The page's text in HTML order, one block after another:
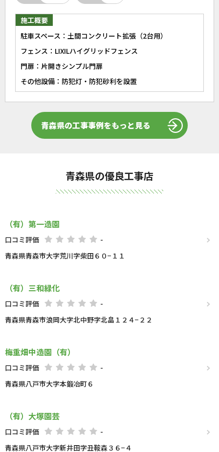
施工概要
駐車スペース：土間コンクリート拡張（2台用）
フェンス：LIXILハイグリッドフェンス
門扉：片開きシンプル門扉
その他設備：防犯灯・防犯砂利を設置
青森県の工事事例をもっと見る
青森県の優良工事店
（有）第一造園
口コミ評価
-
青森県青森市大字荒川字柴田６０−１１
（有）三和緑化
口コミ評価
-
青森県青森市浪岡大字北中野字北畠１２４−２２
梅重畑中造園（有）
口コミ評価
-
青森県八戸市大字本鍛冶町６
（有）大塚園芸
口コミ評価
-
青森県八戸市大字新井田字丑鞍森３６−４